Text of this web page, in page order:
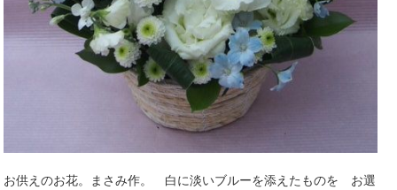
お供えのお花。まさみ作。 白に淡いブルーを添えたものを お選